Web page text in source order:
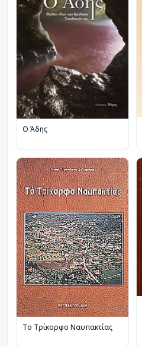
Ο Άδης
Το Τρίκορφο Ναυπακτίας